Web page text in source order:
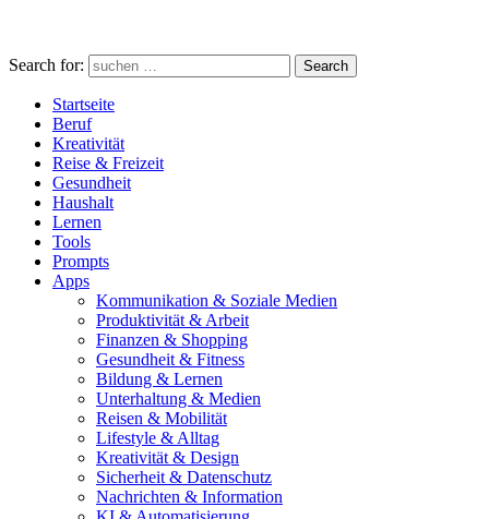
Search for: Search
Startseite
Beruf
Kreativität
Reise & Freizeit
Gesundheit
Haushalt
Lernen
Tools
Prompts
Apps
Kommunikation & Soziale Medien
Produktivität & Arbeit
Finanzen & Shopping
Gesundheit & Fitness
Bildung & Lernen
Unterhaltung & Medien
Reisen & Mobilität
Lifestyle & Alltag
Kreativität & Design
Sicherheit & Datenschutz
Nachrichten & Information